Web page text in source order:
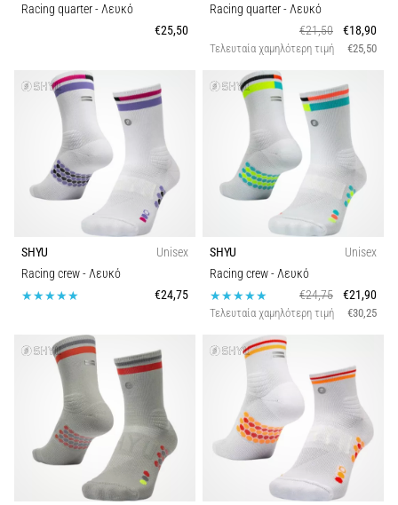
Racing quarter- Λευκό
€25,50
Racing quarter- Λευκό
€21,50
€18,90
Τελευταία χαμηλότερη τιμή €25,50
SHYU
Unisex
Racing crew- Λευκό
€24,75
SHYU
Unisex
Racing crew- Λευκό
€24,75
€21,90
Τελευταία χαμηλότερη τιμή €30,25